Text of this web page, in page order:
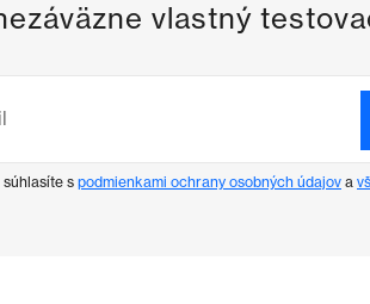
vlastný
s podmienkami ochrany osobných údajov a